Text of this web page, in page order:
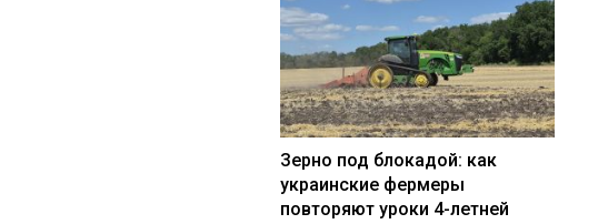
Зерно под блокадой: как
украинские фермеры
повторяют уроки 4-летней